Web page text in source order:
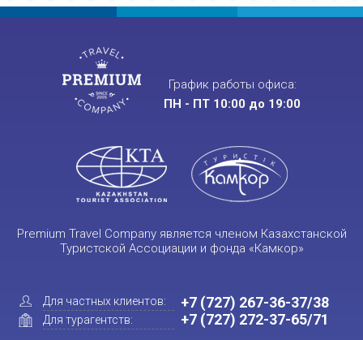
График работы офиса:
ПН - ПТ 10:00 до 19:00
Premium Travel Company является членом Казахстанской
Туристской Ассоциации и фонда «Камкор»
Для частных клиентов:
Для турагентств:
+7 (727) 267-36-37/38
+7 (727) 272-37-65/71